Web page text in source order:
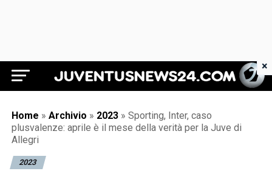
Juventus News 24
Home » Archivio » 2023 » Sporting, Inter, caso
plusvalenze: aprile è il mese della verità per la Juve di
Allegri
2023
×